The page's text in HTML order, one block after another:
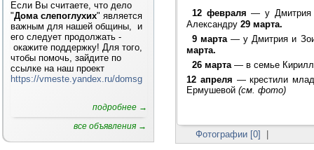
Если Вы считаете, что дело
"Дома слепоглухих" является
важным для нашей общины, и
его следует продолжать -
окажите поддержку! Для того,
чтобы помочь, зайдите по
ссылке на наш проект
https://vmeste.yandex.ru/domsg
подробнее →
все объявления →
12 февраля — у Дмитрия
Александру29 марта.
9 марта— у Дмитрия и Зои
марта.
26 марта— в семье
12 апреля — крестили
Ермушевой(см. фото)
Фотографии [0]